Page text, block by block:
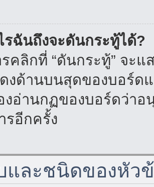
รฉันถึงจะดันกระทู้ได้?
คลิกที่ “ดันกระทู้” จะ
งด้านบนสุดของบอร์ด
งอ่านกฏของบอร์ดว่า
รอีกครั้ง
และชนิดของหัว